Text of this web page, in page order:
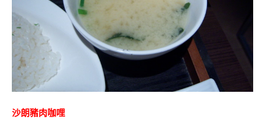
沙朗豬肉咖哩